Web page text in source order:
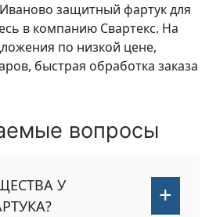
защитный фартук для
в компанию Свартекс. На
по низкой цене,
быстрая обработка заказа
вопросы
У
+